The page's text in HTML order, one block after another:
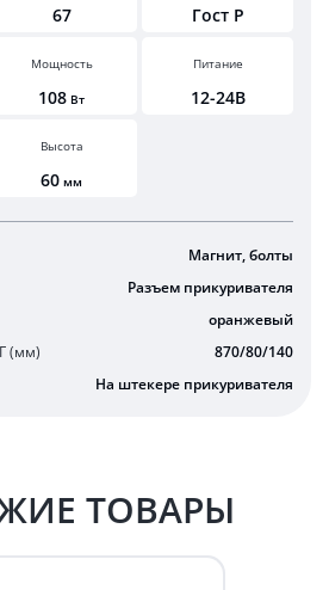
67 Гост Р
Мощность
108 Вт
Питание
12-24В
Высота
60 мм
Магнит, болты
Разъем прикуривателя
оранжевый
(мм)
870/80/140
На штекере прикуривателя
ТОВАРЫ